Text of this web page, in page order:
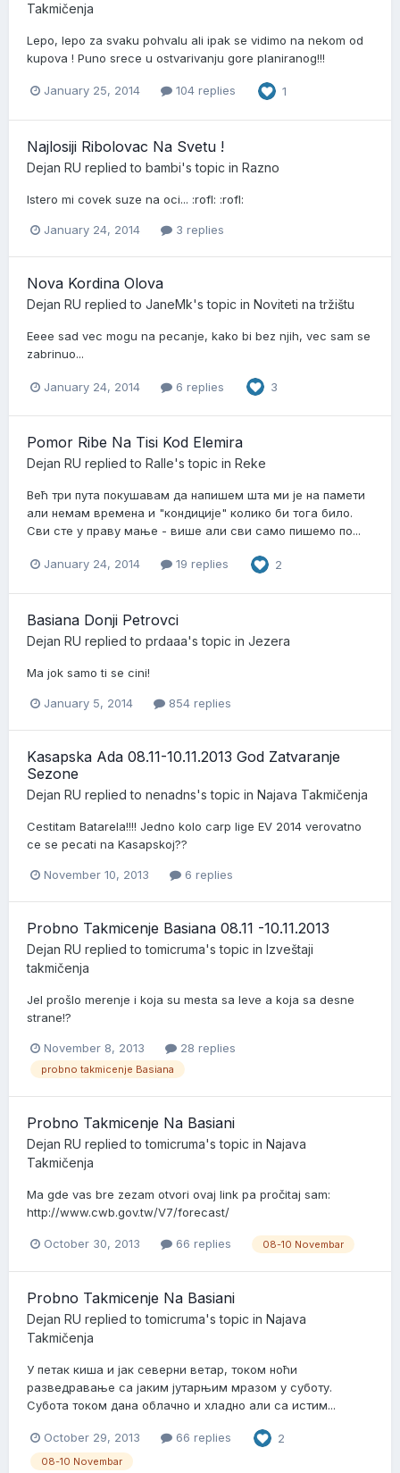
Takmičenja
Lepo, lepo za svaku pohvalu ali ipak se vidimo na nekom od
kupova ! Puno srece u ostvarivanju gore planiranog!!!
January 25, 2014 104 replies 1
Najlosiji Ribolovac Na Svetu !
Dejan RU replied to bambi's topic in Razno
Istero mi covek suze na oci... :rofl: :rofl:
January 24, 2014 3 replies
Nova Kordina Olova
Dejan RU replied to JaneMk's topic in Noviteti na tržištu
Eeee sad vec mogu na pecanje, kako bi bez njih, vec sam se
zabrinuo...
January 24, 2014 6 replies 3
Pomor Ribe Na Tisi Kod Elemira
Dejan RU replied to Ralle's topic in Reke
Већ три пута покушавам да напишем шта ми је на памети
али немам времена и "кондиције" колико би тога било.
Сви сте у праву мање - више али сви само пишемо по...
January 24, 2014 19 replies 2
Basiana Donji Petrovci
Dejan RU replied to prdaaa's topic in Jezera
Ma jok samo ti se cini!
January 5, 2014 854 replies
Kasapska Ada 08.11-10.11.2013 God Zatvaranje
Sezone
Dejan RU replied to nenadns's topic in Najava Takmičenja
Cestitam Batarela!!!! Jedno kolo carp lige EV 2014 verovatno
ce se pecati na Kasapskoj??
November 10, 2013 6 replies
Probno Takmicenje Basiana 08.11 -10.11.2013
Dejan RU replied totomicruma's topic in Izveštaji
takmičenja
Jel prošlo merenje i koja su mesta sa leve a koja sa desne
strane!?
November 8, 2013 28 replies
probno takmicenje Basiana
Probno Takmicenje Na Basiani
Dejan RU replied totomicruma's topic in Najava
Takmičenja
Ma gde vas bre zezam otvori ovaj link pa pročitaj sam:
http://www.cwb.gov.tw/V7/forecast/
October 30, 2013 66 replies 08-10 Novembar
Probno Takmicenje Na Basiani
Dejan RU replied totomicruma's topic in Najava
Takmičenja
У петак киша и јак северни ветар, током ноћи
разведравање са јаким јутарњим мразом у суботу.
Субота током дана облачно и хладно али са истим...
October 29, 2013 66 replies 2
08-10 Novembar